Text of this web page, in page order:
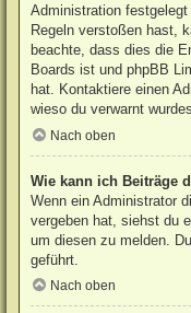
Administration
Regeln verstoßen hast,
beachte, dass dies die
Boards ist und phpBB
hat. Kontaktiere einen
wieso du verwarnt
Nach oben
Wie kann ich Beiträge
Wenn ein Administrator
vergeben hat, siehst du
um diesen zu melden.
geführt.
Nach oben